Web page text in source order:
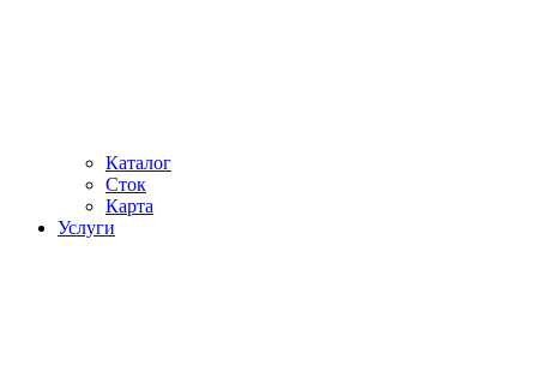
Каталог
Сток
Карта
Услуги